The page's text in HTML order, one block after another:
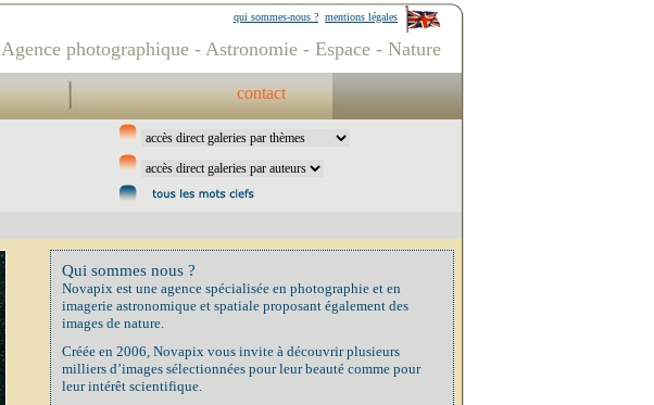
mentions légales
qui sommes-nous ?
Agence photographique - Astronomie - Espace - Nature
contact
Qui sommes nous ?
Novapix est une agence spécialisée en photographie et en
imagerie astronomique et spatiale proposant également des
images de nature.
Créée en 2006, Novapix vous invite à découvrir plusieurs
milliers d’images sélectionnées pour leur beauté comme pour
leur intérêt scientifique.